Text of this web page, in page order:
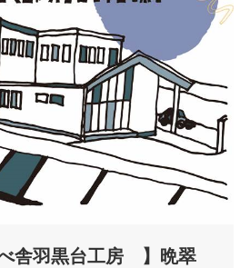
舎羽黒台工房 】晩翠